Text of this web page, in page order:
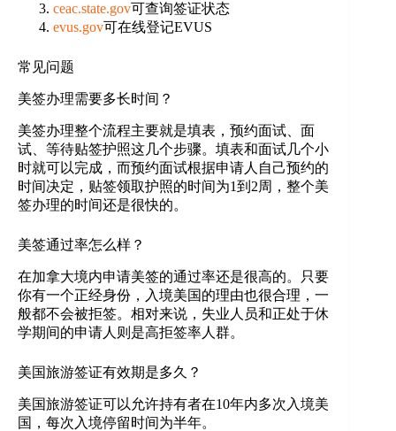
ceac.state.gov可查询签证状态
evus.gov可在线登记EVUS
常见问题
美签办理需要多长时间？
美签办理整个流程主要就是填表，预约面试、面
试、等待贴签护照这几个步骤。填表和面试几个小
时就可以完成，而预约面试根据申请人自己预约的
时间决定，贴签领取护照的时间为1到2周，整个美
签办理的时间还是很快的。
美签通过率怎么样？
在加拿大境内申请美签的通过率还是很高的。只要
你有一个正经身份，入境美国的理由也很合理，一
般都不会被拒签。相对来说，失业人员和正处于休
学期间的申请人则是高拒签率人群。
美国旅游签证有效期是多久？
美国旅游签证可以允许持有者在10年内多次入境美
国，每次入境停留时间为半年。